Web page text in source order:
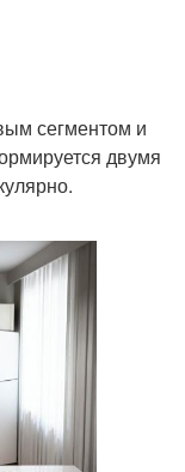
стили
стиль
про
кухни
сегментом и
двумя